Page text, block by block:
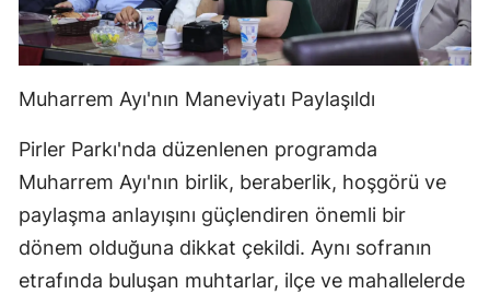
Muharrem Ayı'nın Maneviyatı Paylaşıldı
Pirler Parkı'nda düzenlenen programda
Muharrem Ayı'nın birlik, beraberlik, hoşgörü ve
paylaşma anlayışını güçlendiren önemli bir
dönem olduğuna dikkat çekildi. Aynı sofranın
etrafında buluşan muhtarlar, ilçe ve mahallelerde